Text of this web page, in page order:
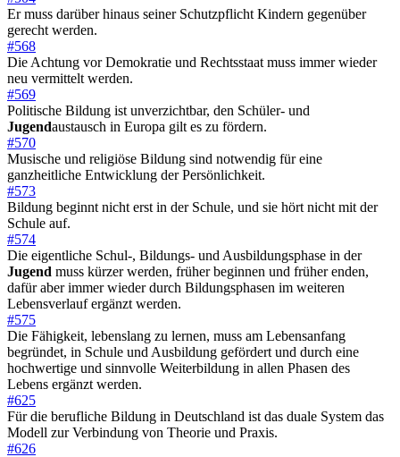
Er muss darüber hinaus seiner Schutzpflicht Kindern gegenüber
gerecht werden.
#568
Die Achtung vor Demokratie und Rechtsstaat muss immer wieder
neu vermittelt werden.
#569
Politische Bildung ist unverzichtbar, den Schüler- und
Jugendaustausch in Europa gilt es zu fördern.
#570
Musische und religiöse Bildung sind notwendig für eine
ganzheitliche Entwicklung der Persönlichkeit.
#573
Bildung beginnt nicht erst in der Schule, und sie hört nicht mit der
Schule auf.
#574
Die eigentliche Schul-, Bildungs- und Ausbildungsphase in der
Jugend muss kürzer werden, früher beginnen und früher enden,
dafür aber immer wieder durch Bildungsphasen im weiteren
Lebensverlauf ergänzt werden.
#575
Die Fähigkeit, lebenslang zu lernen, muss am Lebensanfang
begründet, in Schule und Ausbildung gefördert und durch eine
hochwertige und sinnvolle Weiterbildung in allen Phasen des
Lebens ergänzt werden.
#625
Für die berufliche Bildung in Deutschland ist das duale System das
Modell zur Verbindung von Theorie und Praxis.
#626